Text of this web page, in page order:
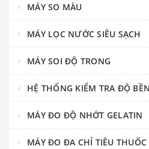
MÁY SO MÀU
MÁY LỌC NƯỚC SIÊU SẠCH
MÁY SOI ĐỘ TRONG
HỆ THỐNG KIỂM TRA ĐỘ
MÁY ĐO ĐỘ NHỚT GELATIN
MÁY ĐO ĐA CHỈ TIÊU THUỐC